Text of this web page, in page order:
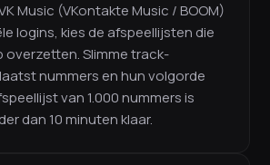
Music (VKontakte Music / BOOM)
logins, kies de afspeellijsten die
overzetten. Slimme track-
nummers en hun volgorde
van 1.000 nummers is
dan 10 minuten klaar.